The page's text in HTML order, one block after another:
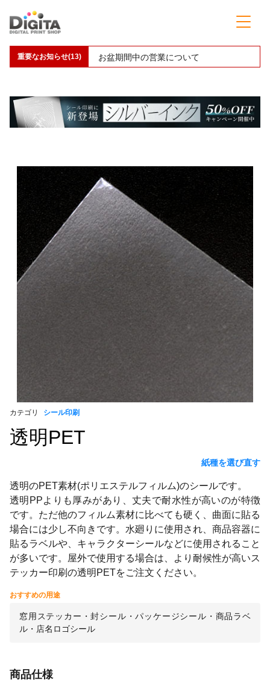
重要なお知らせ(13) お盆期間中の営業について
カテゴリ シール印刷
透明PET
紙種を選び直す
透明のPET素材(ポリエステルフィルム)のシールです。
透明PPよりも厚みがあり、丈夫で耐水性が高いのが特徴
です。ただ他のフィルム素材に比べても硬く、曲面に貼る
場合には少し不向きです。水廻りに使用され、商品容器に
貼るラベルや、キャラクターシールなどに使用されること
が多いです。屋外で使用する場合は、より耐候性が高いス
テッカー印刷の透明PETをご注文ください。
おすすめの用途
窓用ステッカー・封シール・パッケージシール・商品ラベ
ル・店名ロゴシール
商品仕様